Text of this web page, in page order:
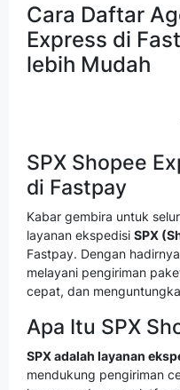
Cara Daftar
Express di
lebih Mudah
SPX Shopee
di Fastpay
Kabar gembira untuk
layanan ekspedisi SPX
Fastpay. Dengan
melayani pengiriman
cepat, dan
Apa Itu SPX
SPX adalah layanan
mendukung pengiriman